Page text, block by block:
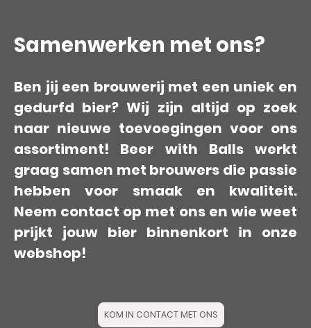
Samenwerken met ons?
Ben jij een brouwerij met een uniek en
gedurfd bier? Wij zijn altijd op zoek
naar nieuwe toevoegingen voor ons
assortiment! Beer with Balls werkt
graag samen met brouwers die passie
hebben voor smaak en kwaliteit.
Neem contact op met ons en wie weet
prijkt jouw bier binnenkort in onze
webshop!
KOM IN CONTACT MET ONS